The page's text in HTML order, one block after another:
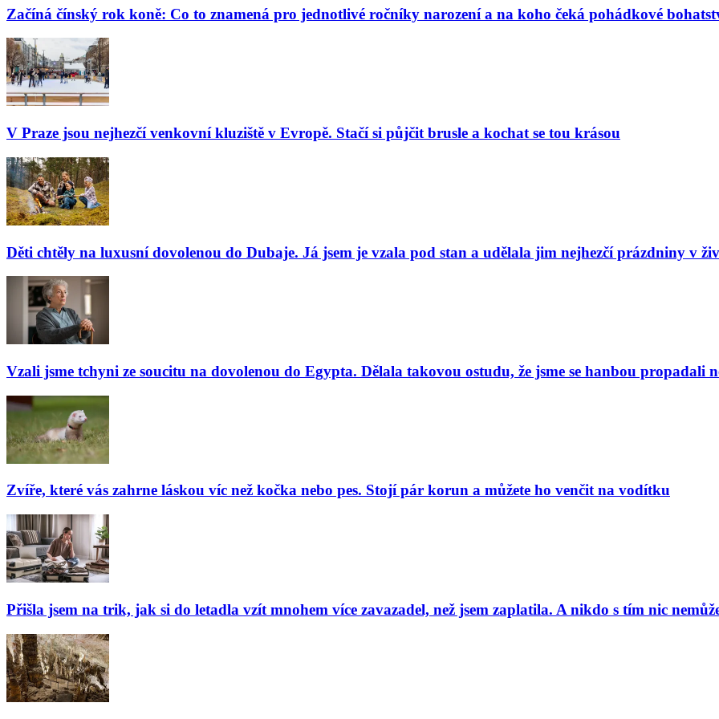
Začíná čínský rok koně: Co to znamená pro jednotlivé ročníky narození a na koho čeká pohádkové
V Praze jsou nejhezčí venkovní kluziště v Evropě. Stačí si půjčit brusle a kochat se tou krásou
Děti chtěly na luxusní dovolenou do Dubaje. Já jsem je vzala pod stan a udělala jim nejhezčí prázdniny v
Vzali jsme tchyni ze soucitu na dovolenou do Egypta. Dělala takovou ostudu, že jsme se hanbou propadali
Zvíře, které vás zahrne láskou víc než kočka nebo pes. Stojí pár korun a můžete ho venčit na vodítku
Přišla jsem na trik, jak si do letadla vzít mnohem více zavazadel, než jsem zaplatila. A nikdo s tím nic